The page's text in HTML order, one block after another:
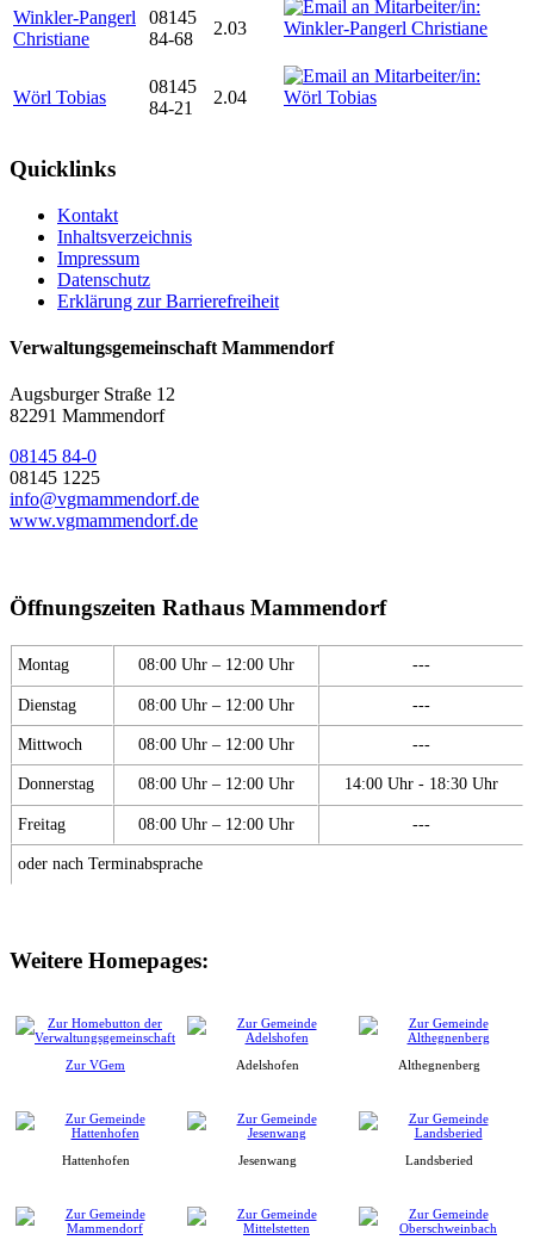
Winkler-Pangerl
Christiane
08145
84-68
2.03
Wörl Tobias
08145
84-21
2.04
Quicklinks
Kontakt
Inhaltsverzeichnis
Impressum
Datenschutz
Erklärung zur Barrierefreiheit
Verwaltungsgemeinschaft Mammendorf
Augsburger Straße 12
82291 Mammendorf
08145 84-0
08145 1225
info@vgmammendorf.de
www.vgmammendorf.de
Öffnungszeiten Rathaus Mammendorf
Montag 08:00 Uhr – 12:00 Uhr ---
Dienstag 08:00 Uhr – 12:00 Uhr ---
Mittwoch 08:00 Uhr – 12:00 Uhr ---
Donnerstag 08:00 Uhr – 12:00 Uhr 14:00 Uhr - 18:30 Uhr
Freitag 08:00 Uhr – 12:00 Uhr ---
oder nach Terminabsprache
Weitere Homepages:
Zur VGem Adelshofen Althegnenberg
Hattenhofen Jesenwang Landsberied